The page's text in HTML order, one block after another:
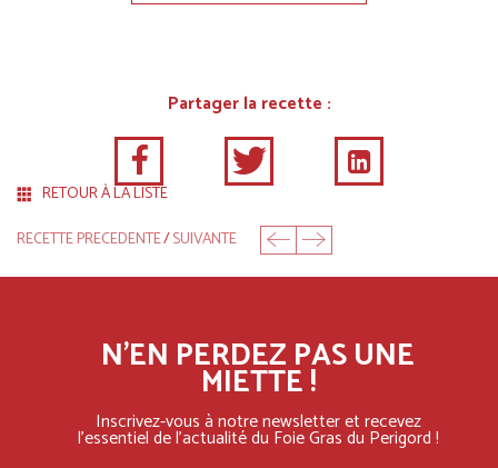
Partager la recette :
RETOUR À LA LISTE
RECETTE PRECEDENTE/SUIVANTE
N'EN PERDEZ PAS UNE
MIETTE !
Inscrivez-vous à notre newsletter et recevez
l'essentielde l'actualité du Foie Gras du Perigord !